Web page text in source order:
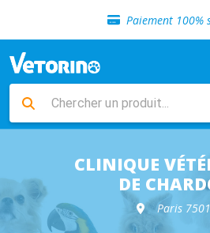
Paiement 100%
Livraison gratuite en
Sélection de
Livraison gratuite en
Retour gratuit
CLINIQUE
DE
Paris